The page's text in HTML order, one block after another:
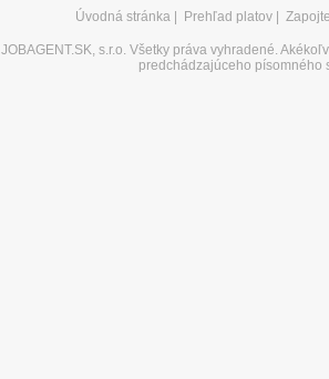
Úvodná stránka Prehľad platov
JOBAGENT.SK, s.r.o. Všetky práva vyhradené.
predchádzajúceho písomného